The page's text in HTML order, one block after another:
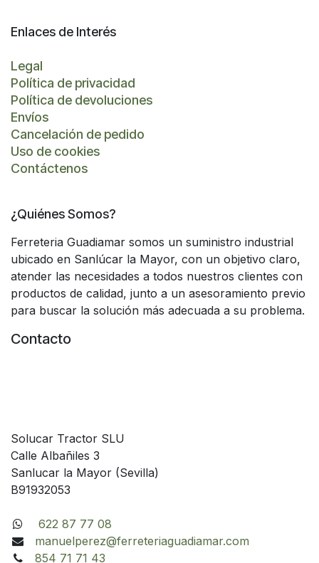
Enlaces de Interés
Legal
Política de privacidad
Política de devoluciones
Envíos
Cancelación de pedido
Uso de cookies
Contáctenos
¿Quiénes Somos?
Ferreteria Guadiamar somos un suministro industrial
ubicado en Sanlúcar la Mayor, con un objetivo claro,
atender las necesidades a todos nuestros clientes con
productos de calidad, junto a un asesoramiento previo
para buscar la solución más adecuada a su problema.
Contacto
Solucar Tractor SLU
Calle Albañiles 3
Sanlucar la Mayor (Sevilla)
B91932053
622 87 77 08
manuelperez@ferreteriaguadiamar.com
854 71 71 43